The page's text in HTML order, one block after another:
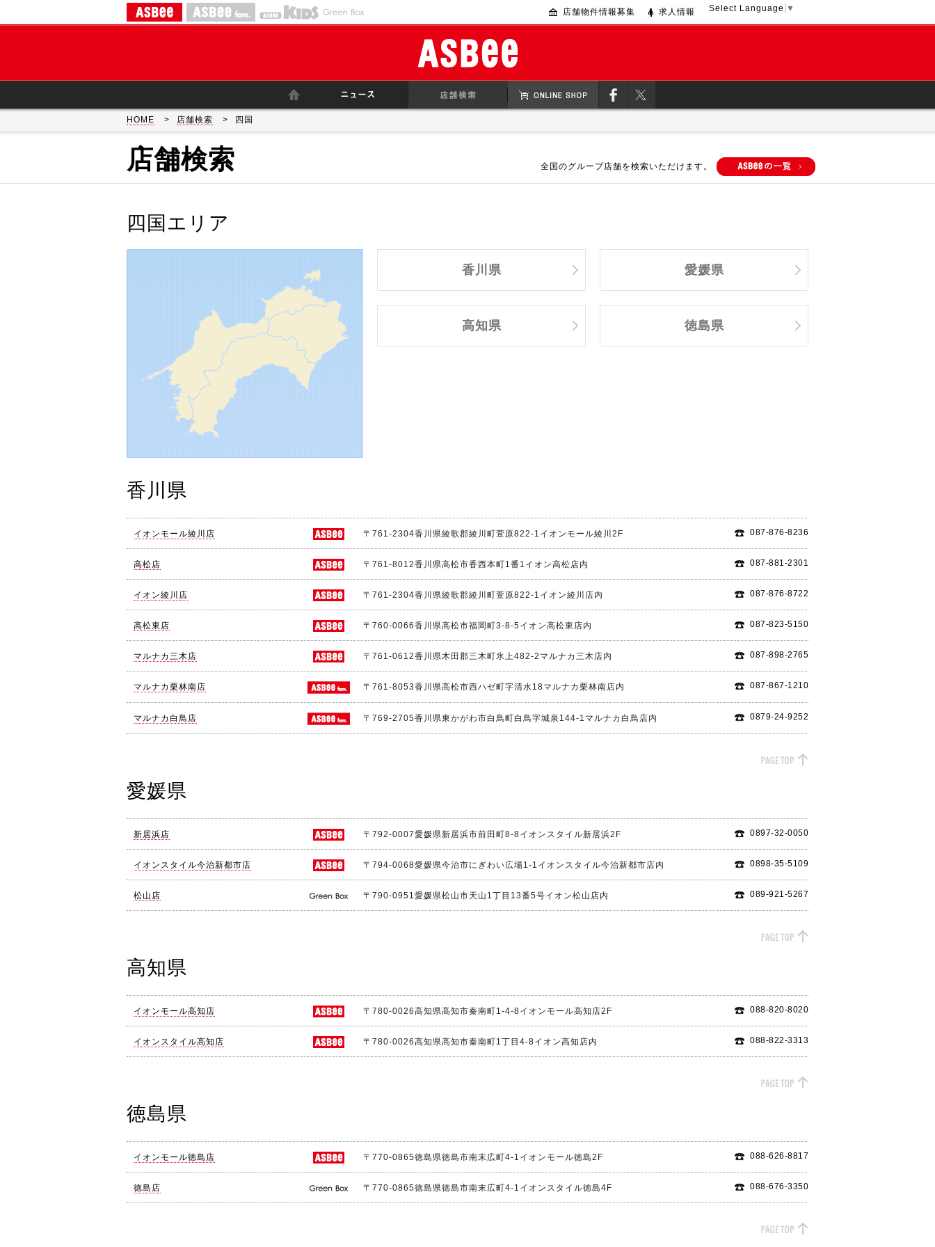
ASBEE ASBEE fam. ASBEE KIDS 店舗物件情報募集 求人情報 Select Language ▼
HOME > 店舗検索 > 四国
店舗検索 全国のグループ店舗を検索いただけます。
四国エリア
香川県 愛媛県
高知県 徳島県
香川県
イオンモール綾川店 〒761-2304香川県綾歌郡綾川町萱原822-1イオンモール綾川2F 087-876-8236
高松店 〒761-8012香川県高松市香西本町1番1イオン高松店内 087-881-2301
イオン綾川店 〒761-2304香川県綾歌郡綾川町萱原822-1イオン綾川店内 087-876-8722
高松東店 〒760-0066香川県高松市福岡町3-8-5イオン高松東店内 087-823-5150
マルナカ三木店 〒761-0612香川県木田郡三木町氷上482-2マルナカ三木店内 087-898-2765
マルナカ栗林南店 〒761-8053香川県高松市西ハゼ町字清水18マルナカ栗林南店内 087-867-1210
マルナカ白鳥店 〒769-2705香川県東かがわ市白鳥町白鳥字城泉144-1マルナカ白鳥店内 0879-24-9252
愛媛県
新居浜店 〒792-0007愛媛県新居浜市前田町8-8イオンスタイル新居浜2F 0897-32-0050
イオンスタイル今治新都市店 〒794-0068愛媛県今治市にぎわい広場1-1イオンスタイル今治新都市店内 0898-35-5109
松山店 〒790-0951愛媛県松山市天山1丁目13番5号イオン松山店内 089-921-5267
高知県
イオンモール高知店 〒780-0026高知県高知市秦南町1-4-8イオンモール高知店2F 088-820-8020
イオンスタイル高知店 〒780-0026高知県高知市秦南町1丁目4-8イオン高知店内 088-822-3313
徳島県
イオンモール徳島店 〒770-0865徳島県徳島市南末広町4-1イオンモール徳島2F 088-626-8817
徳島店 〒770-0865徳島県徳島市南末広町4-1イオンスタイル徳島4F 088-676-3350